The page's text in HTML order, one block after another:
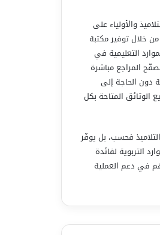
والأولياء على
خلال توفير مكتبة
التعليمية في
المراجع مباشرة
دون الحاجة إلى
الوثائق المتاحة بكل
فحسب، بل يوفّر
التربوية لفائدة
في دعم العملية